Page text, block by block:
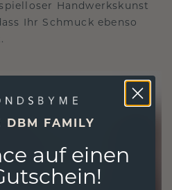
Handwerkskunst
Ihr Schmuck ebenso
DBM FAMILY
auf einen